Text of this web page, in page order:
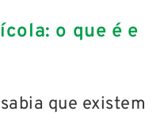
o que é e
que existem